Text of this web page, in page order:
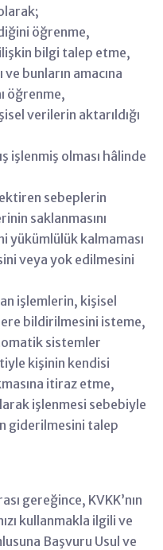
öğrenme,
bilgi talep etme,
bunların amacına
öğrenme,
verilerin aktarıldığı
işlenmiş olması hâlinde
sebeplerin
saklanmasını
yükümlülük kalmaması
veya yok edilmesini
işlemlerin, kişisel
bildirilmesini isteme,
sistemler
kişinin kendisi
itiraz etme,
işlenmesi sebebiyle
giderilmesini talep
gereğince, KVKK’nın
kullanmakla ilgili ve
Başvuru Usul ve